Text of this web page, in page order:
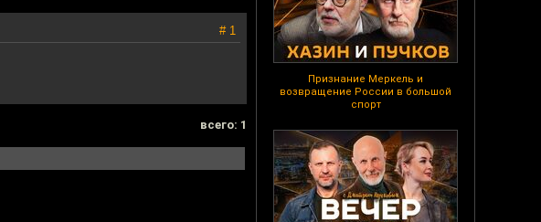
Признание Меркель и
возвращение России в большой
спорт
# 1
всего: 1